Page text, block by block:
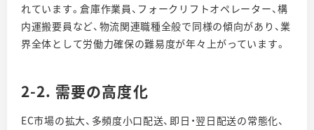
れています。倉庫作業員、フォークリフトオペレーター、構
内運搬要員など、物流関連職種全般で同様の傾向があり、業
界全体として労働力確保の難易度が年々上がっています。
2-2. 需要の高度化
EC市場の拡大、多頻度小口配送、即日・翌日配送の常態化、